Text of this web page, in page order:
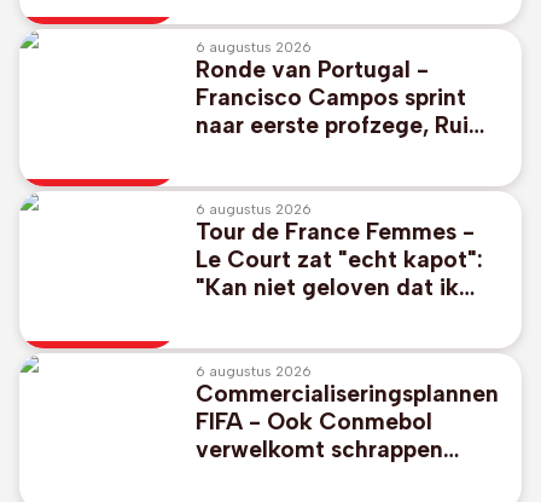
olympische wateren van
2028
6 augustus 2026
Ronde van Portugal -
Francisco Campos sprint
naar eerste profzege, Rui
6 augustus 2026
Tour de France Femmes -
Le Court zat "echt kapot":
"Kan niet geloven dat ik
6 augustus 2026
Commercialiseringsplannen
FIFA - Ook Conmebol
verwelkomt schrappen